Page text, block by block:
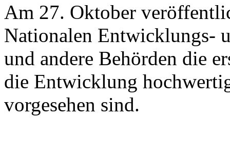
Am 27. Oktober
Nationalen Entwicklungs-
und andere Behörden die
die Entwicklung
vorgesehen sind.